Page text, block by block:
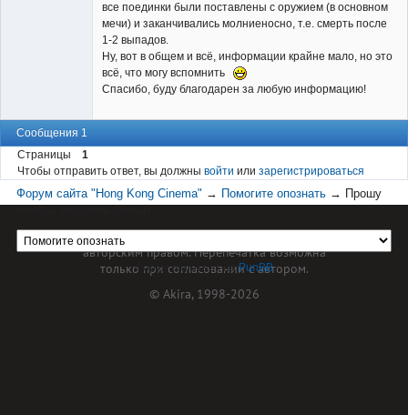
все поединки были поставлены с оружием (в основном
мечи) и заканчивались молниеносно, т.е. смерть после
1-2 выпадов.
Ну, вот в общем и всё, информации крайне мало, но это
всё, что могу вспомнить
Спасибо, буду благодарен за любую информацию!
Сообщения 1
Страницы
1
Чтобы отправить ответ, вы должны войти или зарегистрироваться
Форум сайта "Hong Kong Cinema" → Помогите опознать → Прошу
Форум работает наPunBB
Материал сайта hkcinema.ru защищен
авторским правом. Перепечатка возможна
только при согласовании с автором.
© Akira, 1998-2026